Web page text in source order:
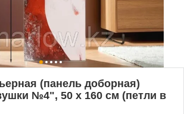
(панель доборная)
№4", 50 х 160 см (петли в